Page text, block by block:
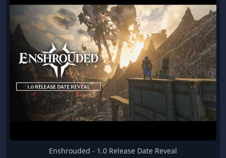
Enshrouded - 1.0 Release Date Reveal